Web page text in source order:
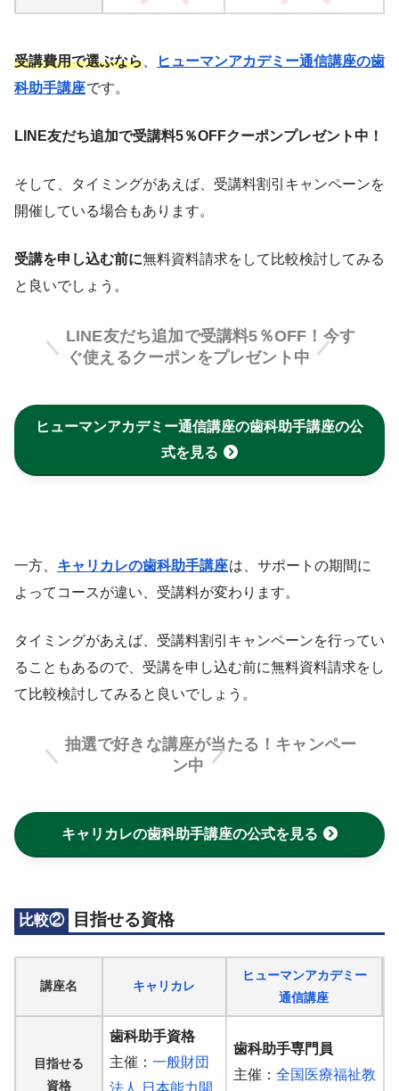
受講費用で選ぶなら
ヒューマンアカデミー通信講座の歯
科助手講座です。
LINE友だち追加で受講料5％OFFクーポンプレゼント中！
そして、タイミングがあえば、受講料割引キャンペーンを
開催している場合もあります。
受講を申し込む前に無料資料請求をして比較検討してみる
と良いでしょう。
LINE友だち追加で受講料5％OFF！今す
ぐ使えるクーポンをプレゼント中
ヒューマンアカデミー通信講座の歯科助手講座の公
式を見る
一方、 キャリカレの歯科助手講座は、サポートの期間に
よってコースが違い、受講料が変わります。
タイミングがあえば、受講料割引キャンペーンを行ってい
ることもあるので、受講を申し込む前に無料資料請求をし
て比較検討してみると良いでしょう。
抽選で好きな講座が当たる！キャンペー
ン中
キャリカレの歯科助手講座の公式を見る
比較② 目指せる資格
講座名 キャリカレ
ヒューマンアカデミー
通信講座
目指せる
資格
歯科助手資格
主催： 一般財団
歯科助手専門員
主催： 全国医療福祉教